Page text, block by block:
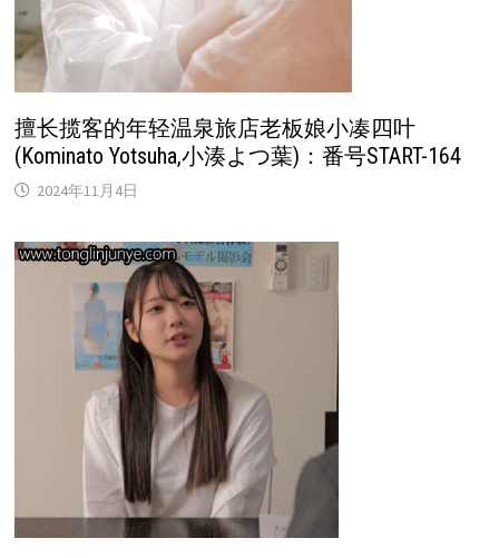
擅长揽客的年轻温泉旅店老板娘小凑四叶
(Kominato Yotsuha,小湊よつ葉)：番号START-164
2024年11月4日